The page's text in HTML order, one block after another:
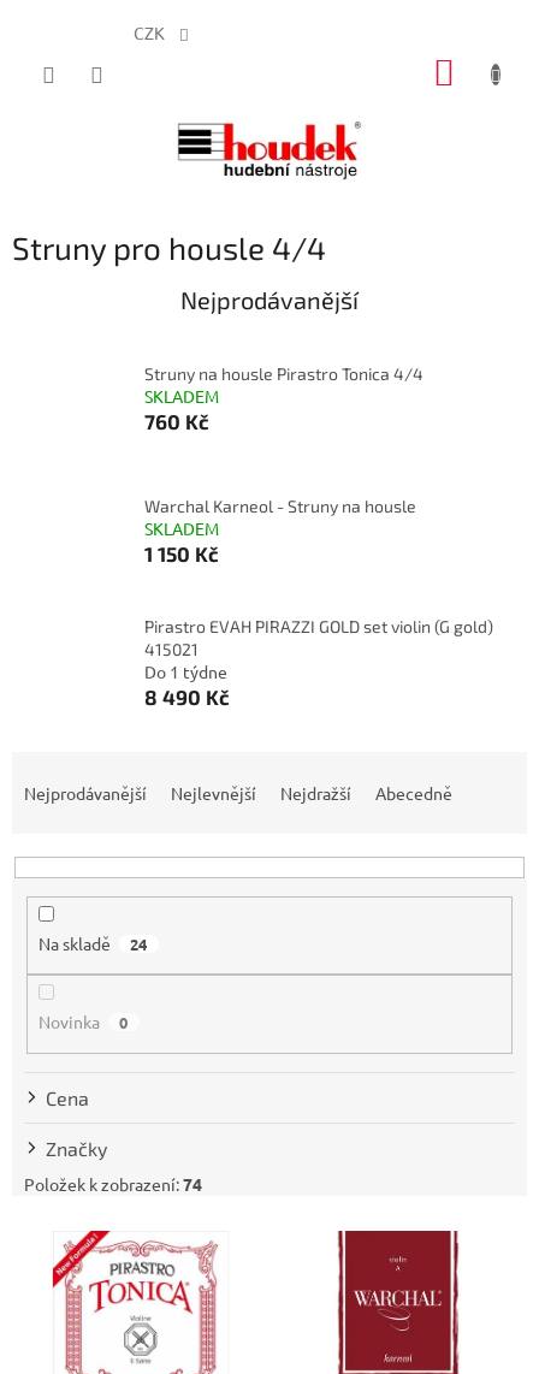
CZK
Struny pro housle 4/4
Nejprodávanější
Struny na housle Pirastro Tonica 4/4
SKLADEM
760 Kč
Warchal Karneol - Struny na housle
SKLADEM
1 150 Kč
Pirastro EVAH PIRAZZI GOLD set violin (G gold)
415021
Do 1 týdne
8 490 Kč
n
Nejprodávanější Nejlevnější Nejdražší Abecedně
Na skladě 24
Novinka 0
Cena
Značky
Položek k zobrazení:74